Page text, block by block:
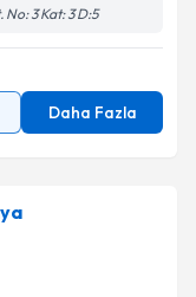
3 Kat: 3 D:5
Daha Fazla